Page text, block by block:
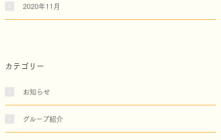
2020年11月
カテゴリー
お知らせ
グループ紹介